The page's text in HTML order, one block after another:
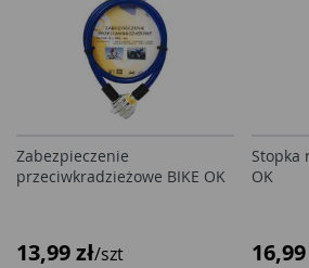
Zabezpieczenie
przeciwkradzieżowe BIKE OK
13,99 zł/szt
Stopka
OK
16,99